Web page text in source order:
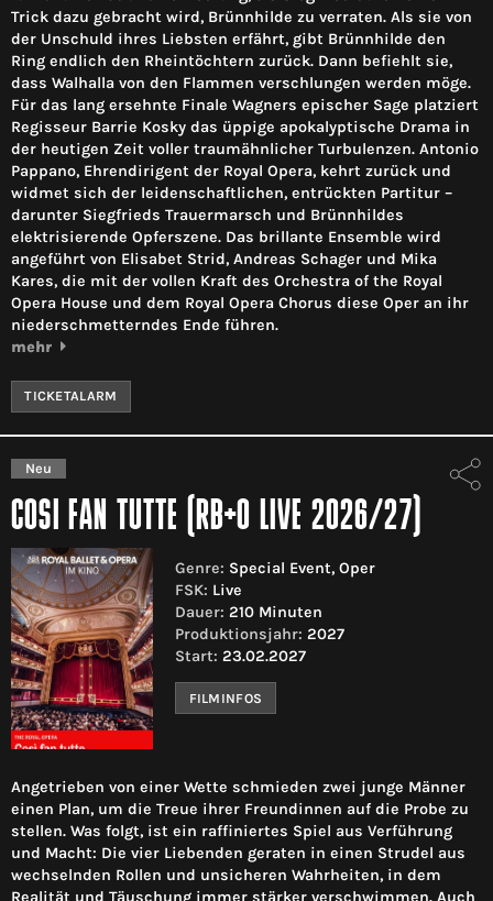
Trick dazu gebracht wird, Brünnhilde zu verraten. Als sie von
der Unschuld ihres Liebsten erfährt, gibt Brünnhilde den
Ring endlich den Rheintöchtern zurück. Dann befiehlt sie,
dass Walhalla von den Flammen verschlungen werden möge.
Für das lang ersehnte Finale Wagners epischer Sage platziert
Regisseur Barrie Kosky das üppige apokalyptische Drama in
der heutigen Zeit voller traumähnlicher Turbulenzen. Antonio
Pappano, Ehrendirigent der Royal Opera, kehrt zurück und
widmet sich der leidenschaftlichen, entrückten Partitur –
darunter Siegfrieds Trauermarsch und Brünnhildes
elektrisierende Opferszene. Das brillante Ensemble wird
angeführt von Elisabet Strid, Andreas Schager und Mika
Kares, die mit der vollen Kraft des Orchestra of the Royal
Opera House und dem Royal Opera Chorus diese Oper an ihr
niederschmetterndes Ende führen.
mehr
TICKETALARM
Neu
COSI FAN TUTTE (RB+O LIVE 2026/27)
Genre: Special Event, Oper
FSK: Live
Dauer: 210 Minuten
Produktionsjahr: 2027
Start: 23.02.2027
FILMINFOS
Angetrieben von einer Wette schmieden zwei junge Männer
einen Plan, um die Treue ihrer Freundinnen auf die Probe zu
stellen. Was folgt, ist ein raffiniertes Spiel aus Verführung
und Macht: Die vier Liebenden geraten in einen Strudel aus
wechselnden Rollen und unsicheren Wahrheiten, in dem
Realität und Täuschung immer stärker verschwimmen. Auch